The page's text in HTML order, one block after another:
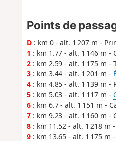
Points de
D: km 0 - alt. 1 207 m -
1 : km 1.77 - alt. 1 146 m -
2: km 2.59 - alt. 1 175 m -
3: km 3.44 - alt. 1 201 m -
4: km 4.85 - alt. 1 139 m -
5: km 5.03 - alt. 1 117 m -
6: km 6.7 - alt. 1 151 m -
7: km 9.23 - alt. 1 160 m -
8: km 11.52 - alt. 1 218 m
9: km 13.65 - alt. 1 175 m